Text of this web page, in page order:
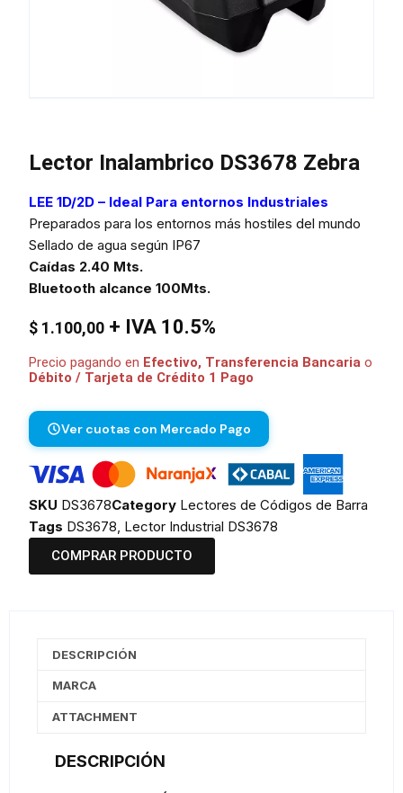
Lector Inalambrico DS3678 Zebra
LEE 1D/2D – Ideal Para entornos Industriales
Preparados para los entornos más hostiles del mundo
Sellado de agua según IP67
Caídas 2.40 Mts.
Bluetooth alcance 100Mts.
$ 1.100,00 + IVA 10.5%
Precio pagando en Efectivo, Transferencia Bancaria o
Débito / Tarjeta de Crédito 1 Pago
Ver cuotas con Mercado Pago
SKU DS3678Category Lectores de Códigos de Barra
Tags DS3678, Lector Industrial DS3678
COMPRAR PRODUCTO
DESCRIPCIÓN
MARCA
ATTACHMENT
DESCRIPCIÓN